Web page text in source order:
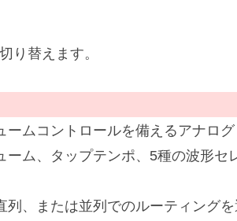
り替えます。
ムコントロールを備えるアナログ
ーム、タップテンポ、5種の波形セ
、または並列でのルーティングを